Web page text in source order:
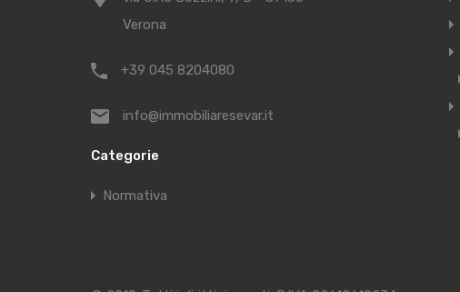
Verona
+39 045 8204080
info@immobiliaresevar.it
Categorie
Normativa